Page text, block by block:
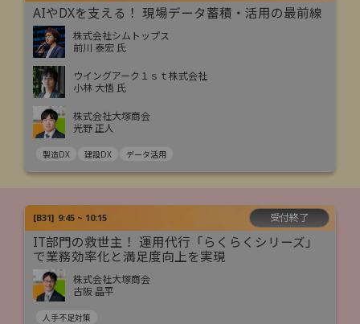
AIやDXを支える！ 現場データ蓄積・活用の最前線
株式会社シムトップス
前川 泰宏 氏
ウイングアーク１ｓｔ株式会社
小林 大悟 氏
株式会社大塚商会
光野 正人
製造DX 建設DX データ活用
[B31] 9:45 ~ 10:15 受付終了
IT部門の救世主！ 運用代行「らくらくシリーズ」
で業務効率化と満足度向上を実現
株式会社大塚商会
古阪 晶平
人手不足対策